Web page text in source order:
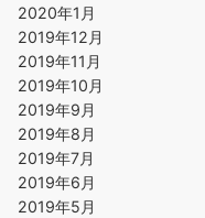
2020年1月
2019年12月
2019年11月
2019年10月
2019年9月
2019年8月
2019年7月
2019年6月
2019年5月